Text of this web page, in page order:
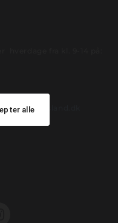
alle
hverdage fra kl. 9-14 på: